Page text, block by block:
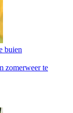
buien
zomerweer te